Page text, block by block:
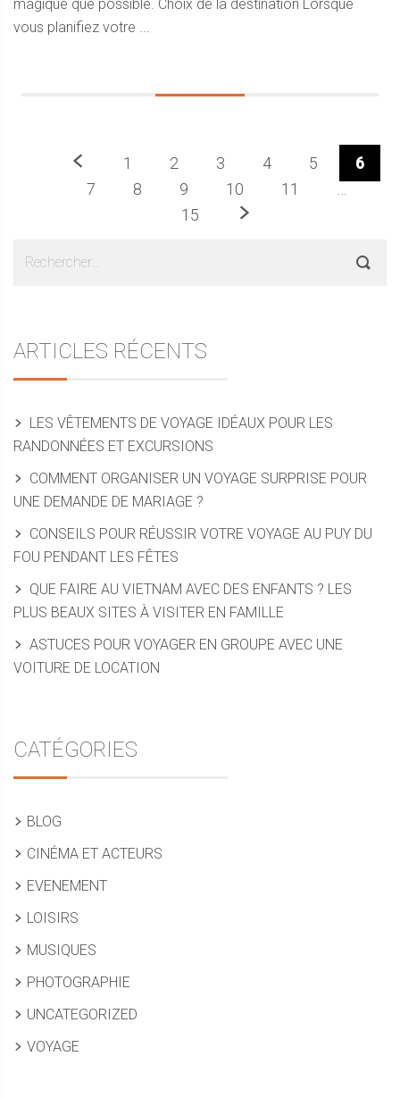
magique que possible. Choix de la destination Lorsque
vous planifiez votre ...
Précédent
1 2 3 4 5
6
7
8 9 10 11
15
Prochaine
Sidebar
ARTICLES RÉCENTS
LES VÊTEMENTS DE VOYAGE IDÉAUX POUR LES
RANDONNÉES ET EXCURSIONS
COMMENT ORGANISER UN VOYAGE SURPRISE POUR
UNE DEMANDE DE MARIAGE ?
CONSEILS POUR RÉUSSIR VOTRE VOYAGE AU PUY DU
FOU PENDANT LES FÊTES
QUE FAIRE AU VIETNAM AVEC DES ENFANTS ? LES
PLUS BEAUX SITES À VISITER EN FAMILLE
ASTUCES POUR VOYAGER EN GROUPE AVEC UNE
VOITURE DE LOCATION
CATÉGORIES
BLOG
CINÉMA ET ACTEURS
EVENEMENT
LOISIRS
MUSIQUES
PHOTOGRAPHIE
UNCATEGORIZED
VOYAGE